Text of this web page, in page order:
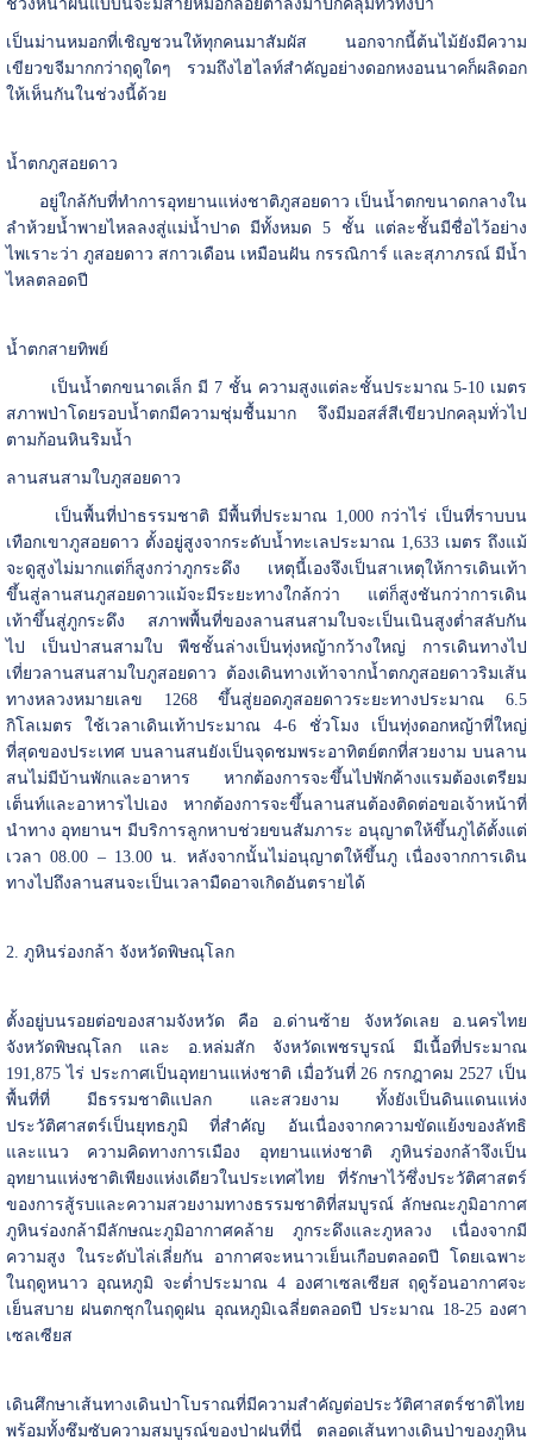
ช่วงหน้าฝนแบบนี้จะมีสายหมอกลอยต่ำลงมาปกคลุมทั่วทั้งป่า
เป็นม่านหมอกที่เชิญชวนให้ทุกคนมาสัมผัส นอกจากนี้ต้นไม้ยังมีความ
เขียวขจีมากกว่าฤดูใดๆ รวมถึงไฮไลท์สำคัญอย่างดอกหงอนนาคก็ผลิดอก
ให้เห็นกันในช่วงนี้ด้วย
น้ำตกภูสอยดาว
อยู่ใกล้กับที่ทำการอุทยานแห่งชาติภูสอยดาว เป็นน้ำตกขนาดกลางใน
ลำห้วยน้ำพายไหลลงสู่แม่น้ำปาด มีทั้งหมด 5 ชั้น แต่ละชั้นมีชื่อไว้อย่าง
ไพเราะว่า ภูสอยดาว สกาวเดือน เหมือนฝัน กรรณิการ์ และสุภาภรณ์ มีน้ำ
ไหลตลอดปี
น้ำตกสายทิพย์
เป็นน้ำตกขนาดเล็ก มี 7 ชั้น ความสูงแต่ละชั้นประมาณ 5-10 เมตร
สภาพป่าโดยรอบน้ำตกมีความชุ่มชื้นมาก จึงมีมอสส์สีเขียวปกคลุมทั่วไป
ตามก้อนหินริมน้ำ
ลานสนสามใบภูสอยดาว
เป็นพื้นที่ป่าธรรมชาติ มีพื้นที่ประมาณ 1,000 กว่าไร่ เป็นที่ราบบน
เทือกเขาภูสอยดาว ตั้งอยู่สูงจากระดับน้ำทะเลประมาณ 1,633 เมตร ถึงแม้
จะดูสูงไม่มากแต่ก็สูงกว่าภูกระดึง เหตุนี้เองจึงเป็นสาเหตุให้การเดินเท้า
ขึ้นสู่ลานสนภูสอยดาวแม้จะมีระยะทางใกล้กว่า แต่ก็สูงชันกว่าการเดิน
เท้าขึ้นสู่ภูกระดึง สภาพพื้นที่ของลานสนสามใบจะเป็นเนินสูงต่ำสลับกัน
ไป เป็นป่าสนสามใบ พืชชั้นล่างเป็นทุ่งหญ้ากว้างใหญ่ การเดินทางไป
เที่ยวลานสนสามใบภูสอยดาว ต้องเดินทางเท้าจากน้ำตกภูสอยดาวริมเส้น
ทางหลวงหมายเลข 1268 ขึ้นสู่ยอดภูสอยดาวระยะทางประมาณ 6.5
กิโลเมตร ใช้เวลาเดินเท้าประมาณ 4-6 ชั่วโมง เป็นทุ่งดอกหญ้าที่ใหญ่
ที่สุดของประเทศ บนลานสนยังเป็นจุดชมพระอาทิตย์ตกที่สวยงาม บนลาน
สนไม่มีบ้านพักและอาหาร หากต้องการจะขึ้นไปพักค้างแรมต้องเตรียม
เต็นท์และอาหารไปเอง หากต้องการจะขึ้นลานสนต้องติดต่อขอเจ้าหน้าที่
นำทาง อุทยานฯ มีบริการลูกหาบช่วยขนสัมภาระ อนุญาตให้ขึ้นภูได้ตั้งแต่
เวลา 08.00 – 13.00 น. หลังจากนั้นไม่อนุญาตให้ขึ้นภู เนื่องจากการเดิน
ทางไปถึงลานสนจะเป็นเวลามืดอาจเกิดอันตรายได้
2. ภูหินร่องกล้า จังหวัดพิษณุโลก
ตั้งอยู่บนรอยต่อของสามจังหวัด คือ อ.ด่านซ้าย จังหวัดเลย อ.นครไทย
จังหวัดพิษณุโลก และ อ.หล่มสัก จังหวัดเพชรบูรณ์ มีเนื้อที่ประมาณ
191,875 ไร่ ประกาศเป็นอุทยานแห่งชาติ เมื่อวันที่ 26 กรกฎาคม 2527 เป็น
พื้นที่ที่ มีธรรมชาติแปลก และสวยงาม ทั้งยังเป็นดินแดนแห่ง
ประวัติศาสตร์เป็นยุทธภูมิ ที่สำคัญ อันเนื่องจากความขัดแย้งของลัทธิ
และแนว ความคิดทางการเมือง อุทยานแห่งชาติ ภูหินร่องกล้าจึงเป็น
อุทยานแห่งชาติเพียงแห่งเดียวในประเทศไทย ที่รักษาไว้ซึ่งประวัติศาสตร์
ของการสู้รบและความสวยงามทางธรรมชาติที่สมบูรณ์ ลักษณะภูมิอากาศ
ภูหินร่องกล้ามีลักษณะภูมิอากาศคล้าย ภูกระดึงและภูหลวง เนื่องจากมี
ความสูง ในระดับไล่เลี่ยกัน อากาศจะหนาวเย็นเกือบตลอดปี โดยเฉพาะ
ในฤดูหนาว อุณหภูมิ จะต่ำประมาณ 4 องศาเซลเซียส ฤดูร้อนอากาศจะ
เย็นสบาย ฝนตกชุกในฤดูฝน อุณหภูมิเฉลี่ยตลอดปี ประมาณ 18-25 องศา
เซลเซียส
เดินศึกษาเส้นทางเดินป่าโบราณที่มีความสำคัญต่อประวัติศาสตร์ชาติไทย
พร้อมทั้งซึมซับความสมบูรณ์ของป่าฝนที่นี่ ตลอดเส้นทางเดินป่าของภูหิน